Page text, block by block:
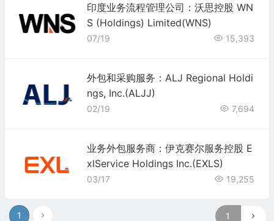
印度业务流程管理公司：沃思控股 WN
S (Holdings) Limited(WNS)
07/19 15,393
外包和采购服务：ALJ Regional Holdi
ngs, Inc.(ALJJ)
02/19 7,694
业务外包服务商：伊克赛尔服务控股 E
xlService Holdings Inc.(EXLS)
03/17 19,255
1